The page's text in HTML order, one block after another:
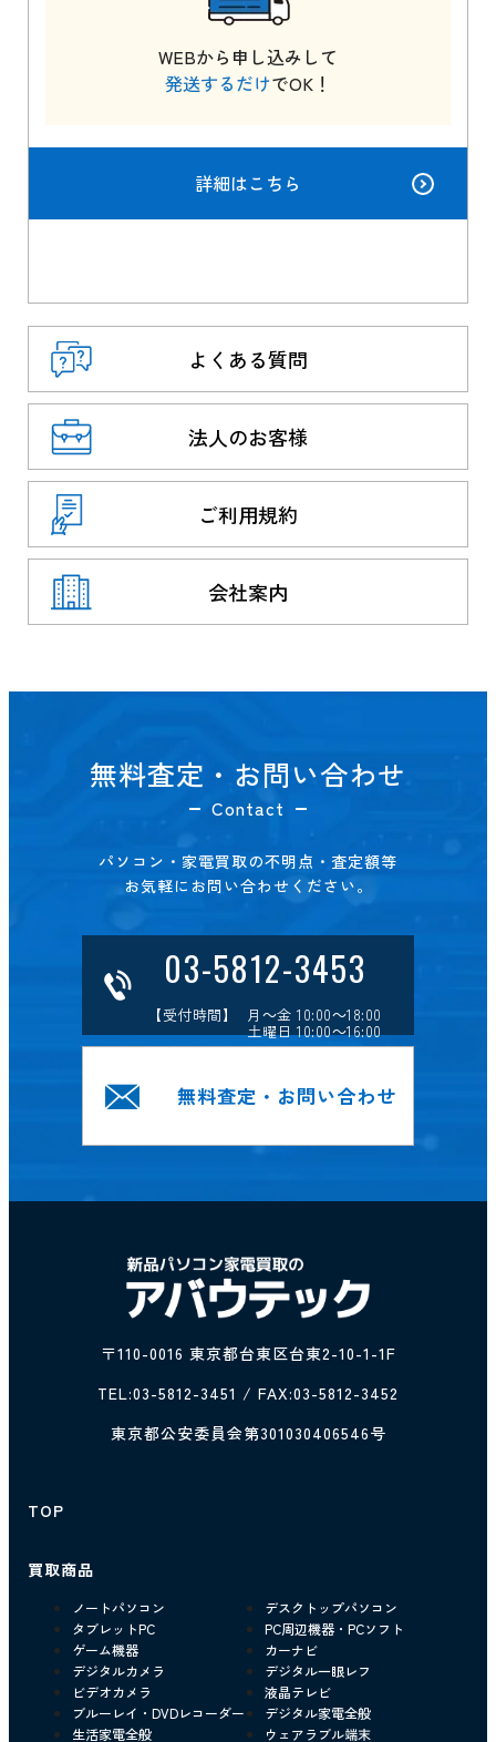
WEBから申し込みして
発送するだけでOK！
詳細はこちら
よくある質問
法人のお客様
ご利用規約
会社案内
無料査定・お問い合わせ
Contact
パソコン・家電買取の不明点・査定額等
お気軽にお問い合わせください。
03-5812-3453
【受付時間】 月～金 10:00～18:00
土曜日 10:00～16:00
無料査定・お問い合わせ
〒110-0016 東京都台東区台東2-10-1-1F
TEL:03-5812-3451 / FAX:03-5812-3452
東京都公安委員会第301030406546号
TOP
買取商品
ノートパソコン
デスクトップパソコン
タブレットPC
PC周辺機器・PCソフト
ゲーム機器
カーナビ
デジタルカメラ
デジタル一眼レフ
ビデオカメラ
液晶テレビ
ブルーレイ・DVDレコーダー
デジタル家電全般
生活家電全般
ウェアラブル端末